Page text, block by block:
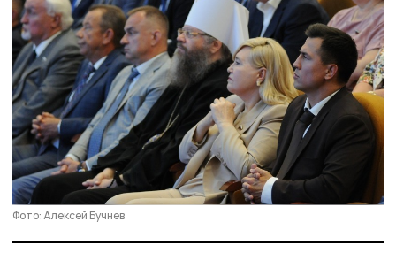
Фото: Алексей Бучнев